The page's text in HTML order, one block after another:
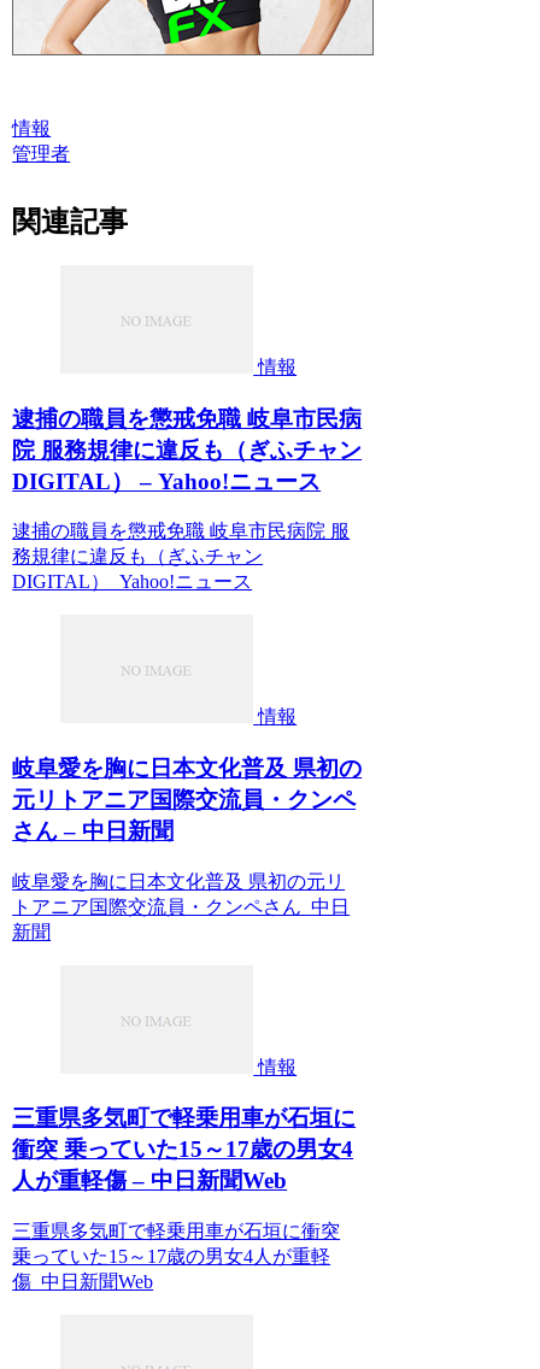
情報
管理者
関連記事
情報
逮捕の職員を懲戒免職 岐阜市民病
院 服務規律に違反も（ぎふチャン
DIGITAL） – Yahoo!ニュース
逮捕の職員を懲戒免職 岐阜市民病院 服
務規律に違反も（ぎふチャン
DIGITAL） Yahoo!ニュース
情報
岐阜愛を胸に日本文化普及 県初の
元リトアニア国際交流員・クンペ
さん – 中日新聞
岐阜愛を胸に日本文化普及 県初の元リ
トアニア国際交流員・クンペさん 中日
新聞
情報
三重県多気町で軽乗用車が石垣に
衝突 乗っていた15～17歳の男女4
人が重軽傷 – 中日新聞Web
三重県多気町で軽乗用車が石垣に衝突
乗っていた15～17歳の男女4人が重軽
傷 中日新聞Web